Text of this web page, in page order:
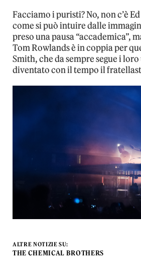
Facciamo i puristi? No, non c’è
come si può intuire dalle
preso una pausa “accademica”,
Tom Rowlands è in coppia per
Smith, che da sempre segue i
diventato con il tempo il
ALTRE NOTIZIE SU:
THE CHEMICAL BROTHERS